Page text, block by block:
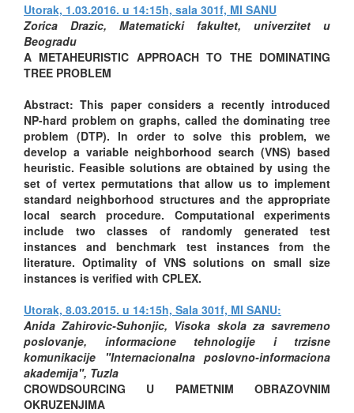
Utorak, 1.03.2016. u 14:15h, sala 301f, MI SANU
Zorica Drazic, Matematicki fakultet, univerzitet u
Beogradu
A METAHEURISTIC APPROACH TO THE DOMINATING
TREE PROBLEM
Abstract: This paper considers a recently introduced
NP-hard problem on graphs, called the dominating tree
problem (DTP). In order to solve this problem, we
develop a variable neighborhood search (VNS) based
heuristic. Feasible solutions are obtained by using the
set of vertex permutations that allow us to implement
standard neighborhood structures and the appropriate
local search procedure. Computational experiments
include two classes of randomly generated test
instances and benchmark test instances from the
literature. Optimality of VNS solutions on small size
instances is verified with CPLEX.
Utorak, 8.03.2015. u 14:15h, Sala 301f, MI SANU:
Anida Zahirovic-Suhonjic, Visoka skola za savremeno
poslovanje, informacione tehnologije i trzisne
komunikacije "Internacionalna poslovno-informaciona
akademija", Tuzla
CROWDSOURCING U PAMETNIM OBRAZOVNIM
OKRUZENJIMA